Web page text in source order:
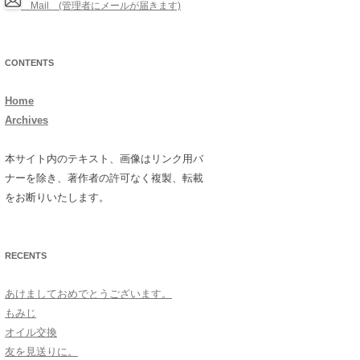
Mail (管理者にメールが届きます)
CONTENTS
Home
Archives
本サイト内のテキスト、画像はリンク用バ
ナーを除き、著作者の許可なく複製、転載
をお断りいたします。
RECENTS
あけましておめでとうございます。
もみじ
オイル交換
友を見送りに。